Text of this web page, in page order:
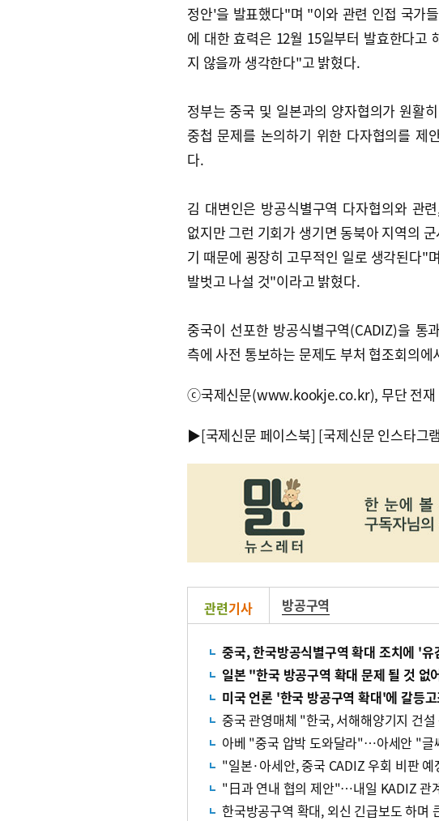
정안'을 발표했다"며 "이와 관련 인접 국가
에 대한 효력은 12월 15일부터 발효한다고
지 않을까 생각한다"고 밝혔다.
정부는 중국 및 일본과의 양자협의가 원활
중첩 문제를 논의하기 위한 다자협의를 제
다.
김 대변인은 방공식별구역 다자협의와 관
없지만 그런 기회가 생기면 동북아 지역의
기 때문에 굉장히 고무적인 일로 생각된다"
발벗고 나설 것"이라고 밝혔다.
중국이 선포한 방공식별구역(CADIZ)을 통
측에 사전 통보하는 문제도 부처 협조회의
ⓒ국제신문(www.kookje.co.kr), 무단 전재
▶[국제신문 페이스북] [국제신문 인스타그
관련기사 방공구역
중국, 한국방공식별구역 확대 조치에 '유
일본 "한국 방공구역 확대 문제 될 것 없
미국 언론 '한국 방공구역 확대'에 갈등
중국 관영매체 "한국, 서해해양기지 건
아베 "중국 압박 도와달라"…아세안 "글
"일본·아세안, 중국 CADIZ 우회 비판
"日과 연내 협의 제안"…내일 KADIZ 관
한국방공구역 확대, 외신 긴급보도 하며